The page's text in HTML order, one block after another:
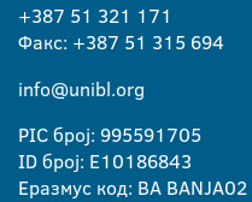
+387 51 321 171
Факс: +387 51 315 694
info@unibl.org
PIC број: 995591705
ID број: E10186843
Еразмус код: BA BANJA02